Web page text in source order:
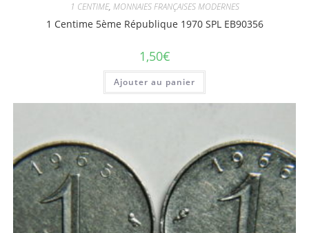
1 CENTIME, MONNAIES FRANÇAISES MODERNES
1 Centime 5ème République 1970 SPL EB90356
1,50€
Ajouter au panier